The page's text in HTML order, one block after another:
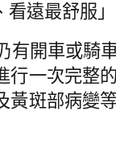
看遠最舒服
有開車或騎
行一次完整
黃斑部病變